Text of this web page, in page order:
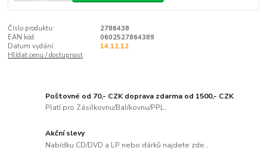
Číslo produktu:
2786438
EAN kód:
0602527864389
Datum vydání:
14.12.12
Hlídat cenu / dostupnost
Poštovné od 70,- CZK doprava zdarma od 1500,- CZK
Platí pro Zásilkovnu/Balíkovnu/PPL.
Akční slevy
Nabídku CD/DVD a LP nebo dárků najdete zde..